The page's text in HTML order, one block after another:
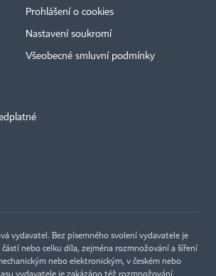
Prohlášení o cookies
Nastavení soukromí
Všeobecné smluvní podmínky
vydavatel. Bez písemného svolení vydavatele je
nebo celku díla, zejména rozmnožování a šíření
nebo elektronickým, v českém nebo
vydavatele je zakázáno též rozmnožování